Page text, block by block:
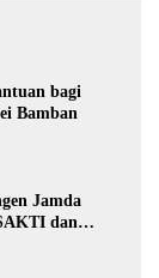
bagi
Bamban
Jamda
dan